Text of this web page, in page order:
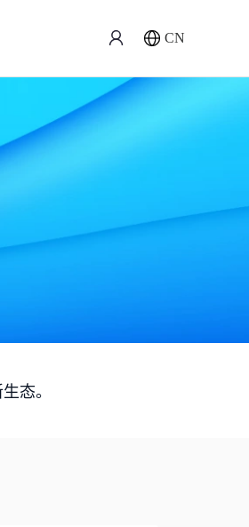
CN
态。